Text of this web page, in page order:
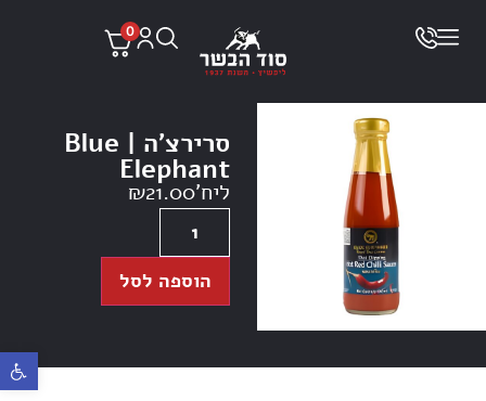
פתח
0
סרירצ’ה | Blue
Elephant
ליח' ₪21.00
הוספה לסל